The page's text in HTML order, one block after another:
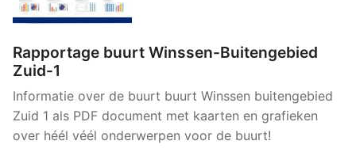
Rapportage buurt Winssen-Buitengebied
Zuid-1
Informatie over de buurt buurt Winssen buitengebied
Zuid 1 als PDF document met kaarten en grafieken
over héél véél onderwerpen voor de buurt!